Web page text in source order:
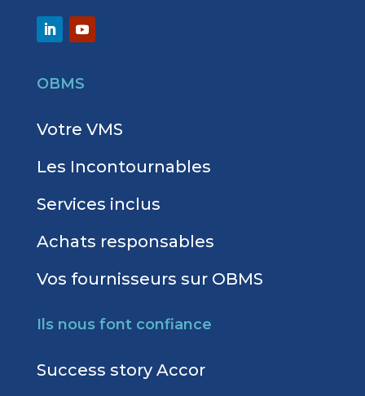
OBMS
Votre VMS
Les Incontournables
Services inclus
Achats responsables
Vos fournisseurs sur OBMS
Ils nous font confiance
Success story Accor